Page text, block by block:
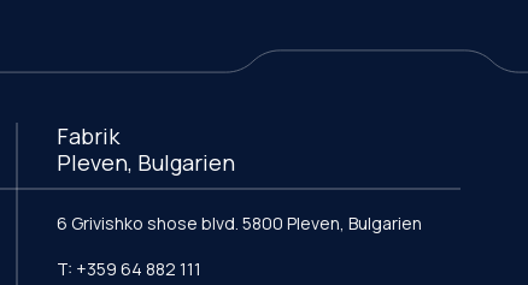
Fabrik
Pleven, Bulgarien
6 Grivishko shose blvd. 5800 Pleven, Bulgarien
T: +359 64 882 111